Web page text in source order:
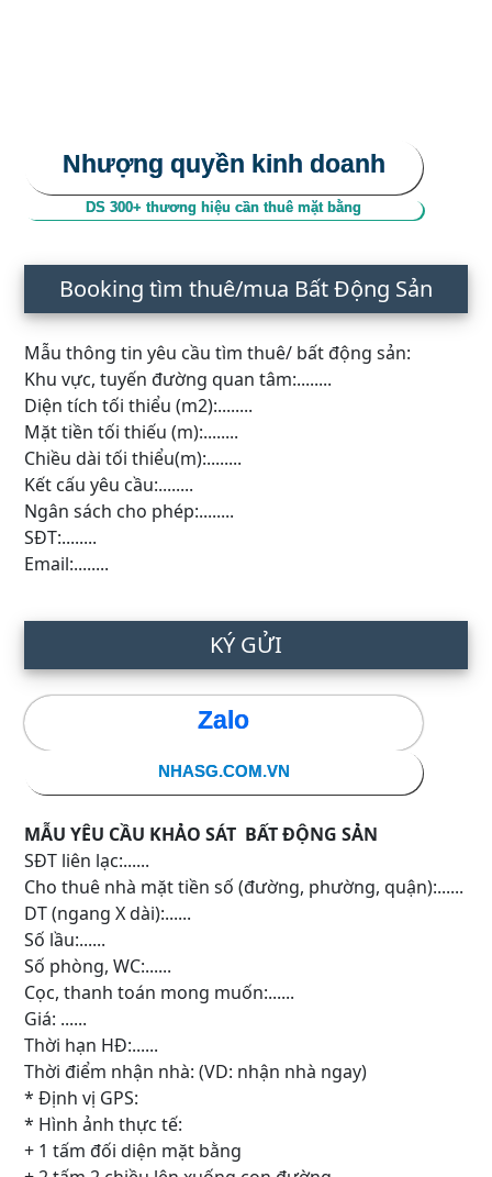
Nhượng quyền kinh doanh
DS 300+ thương hiệu cần thuê mặt bằng
Booking tìm thuê/mua Bất Động Sản
Mẫu thông tin yêu cầu tìm thuê/ bất động sản:
Khu vực, tuyến đường quan tâm:........
Diện tích tối thiểu (m2):........
Mặt tiền tối thiếu (m):........
Chiều dài tối thiểu(m):........
Kết cấu yêu cầu:........
Ngân sách cho phép:........
SĐT:........
Email:........
KÝ GỬI
Zalo
NHASG.COM.VN
MẪU YÊU CẦU KHẢO SÁT BẤT ĐỘNG SẢN
SĐT liên lạc:......
Cho thuê nhà mặt tiền số (đường, phường, quận):......
DT (ngang X dài):......
Số lầu:......
Số phòng, WC:......
Cọc, thanh toán mong muốn:......
Giá: ......
Thời hạn HĐ:......
Thời điểm nhận nhà: (VD: nhận nhà ngay)
* Định vị GPS:
* Hình ảnh thực tế:
+ 1 tấm đối diện mặt bằng